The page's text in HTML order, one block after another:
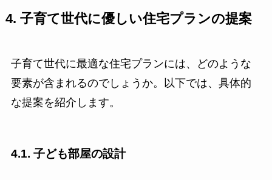
4. 子育て世代に優しい住宅プランの提案
子育て世代に最適な住宅プランには、どのような
要素が含まれるのでしょうか。以下では、具体的
な提案を紹介します。
4.1. 子ども部屋の設計